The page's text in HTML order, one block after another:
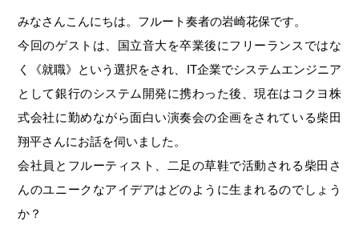
みなさんこんにちは。フルート奏者の岩崎花保です。
今回のゲストは、国立音大を卒業後にフリーランスではな
く《就職》という選択をされ、IT企業でシステムエンジニア
として銀行のシステム開発に携わった後、現在はコクヨ株
式会社に勤めながら面白い演奏会の企画をされている柴田
翔平さんにお話を伺いました。
会社員とフルーティスト、二足の草鞋で活動される柴田さ
んのユニークなアイデアはどのように生まれるのでしょう
か？